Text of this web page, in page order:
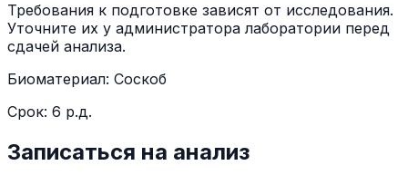
Требования к подготовке зависят от исследования.
Уточните их у администратора лаборатории перед
сдачей анализа.
Биоматериал: Соскоб
Срок: 6 р.д.
Записаться на анализ